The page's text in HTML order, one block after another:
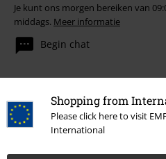
Shopping from
Please click here to visit
International
Je kunt ons morgen bereiken van
middags. Meer informatie
Begin chat
Klantenservice